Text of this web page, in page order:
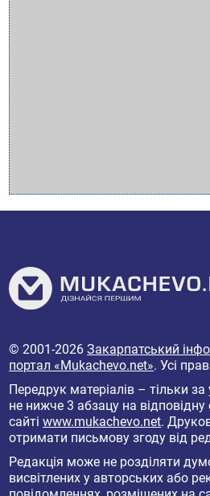
© 2001-2026Закарпатський
портал «Mukachevo.net». Усі
Передрук матеріалів – тільки
не нижче 3 абзацу на відповідну
сайтіwww.mukachevo.net.
отримати письмову згоду від
Редакція може не розділяти
висвітлених у авторських або